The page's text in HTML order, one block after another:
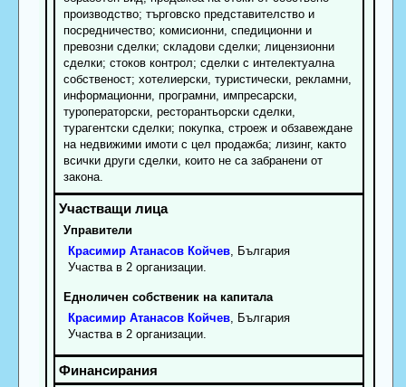
производство; търговско представителство и
посредничество; комисионни, спедиционни и
превозни сделки; складови сделки; лицензионни
сделки; стоков контрол; сделки с интелектуална
собственост; хотелиерски, туристически, рекламни,
информационни, програмни, импресарски,
туроператорски, ресторантьорски сделки,
турагентски сделки; покупка, строеж и обзавеждане
на недвижими имоти с цел продажба; лизинг, както
всички други сделки, които не са забранени от
закона.
Управители
Красимир Атанасов Койчев, България
Участва в 2 организации.
Едноличен собственик на капитала
Красимир Атанасов Койчев, България
Участва в 2 организации.